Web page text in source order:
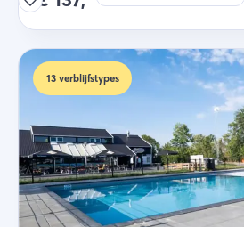
13 verblijfstypes